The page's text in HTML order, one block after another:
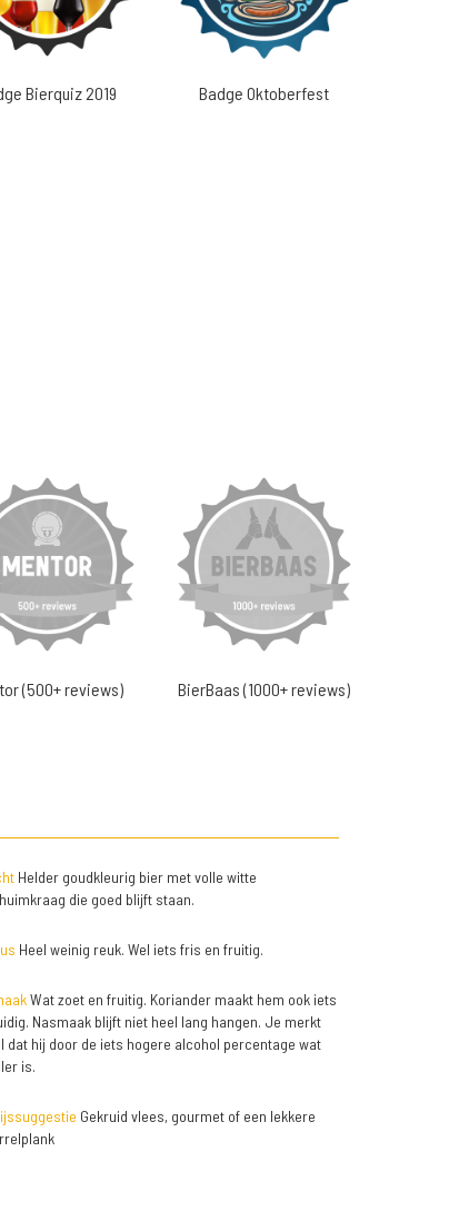
Bierquiz 2019 Badge Oktoberfest
(500+ reviews) BierBaas (1000+ reviews)
Helder goudkleurig bier met volle witte
die goed blijft staan.
Heel weinig reuk. Wel iets fris en fruitig.
Wat zoet en fruitig. Koriander maakt hem ook iets
Nasmaak blijft niet heel lang hangen. Je merkt
dat hij door de iets hogere alcohol percentage wat
is.
Gekruid vlees, gourmet of een lekkere